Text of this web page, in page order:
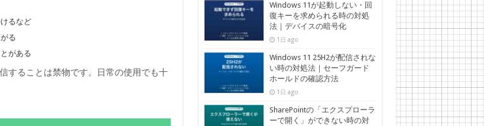
るなど
る
がある
することは禁物です。日常の使用でも十
Windows 11が起動しない・回
復キーを求められる時の対処
法｜デバイスの暗号化
1日 ago
Windows 11 25H2が配信されな
い時の対処法｜セーフガード
ホールドの確認方法
1日 ago
SharePointの「エクスプローラ
ーで開く」ができない時の対